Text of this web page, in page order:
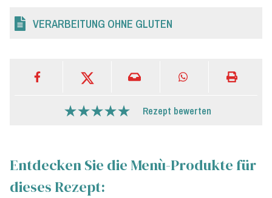
VERARBEITUNG OHNE GLUTEN
Rezept bewerten
Entdecken Sie die Menù-Produkte für
dieses Rezept: